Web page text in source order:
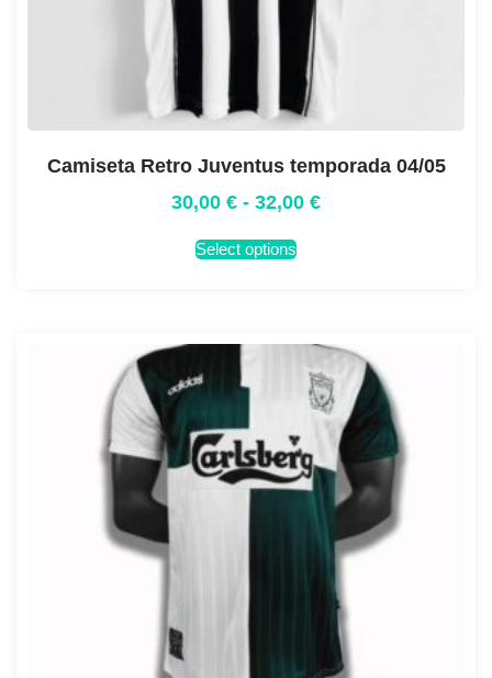
Camiseta Retro Juventus temporada 04/05
30,00 € - 32,00 €
Select options